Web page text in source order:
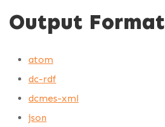
Output
atom
dc-rdf
dcmes-xml
json